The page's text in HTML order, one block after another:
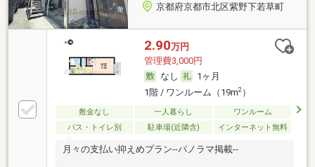
京都府京都市北区紫野下若草町
2.90万円
管理費3,000円
なし
1ヶ月
1階 / ワンルーム（19m2）
敷金なし 一人暮らし
ワンルーム
バス・トイレ別
駐車場(近隣含) インターネット無料
月々の支払い抑えめプラン--パノラマ掲載--